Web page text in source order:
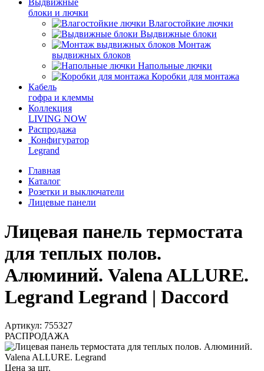
Выдвижные
блоки и лючки
Влагостойкие лючки
Выдвижные блоки
Монтаж
выдвижных блоков
Напольные лючки
Коробки для монтажа
Кабель
гофра и клеммы
Коллекция
LIVING NOW
Распродажа
Конфигуратор
Legrand
Главная
Каталог
Розетки и выключатели
Лицевые панели
Лицевая панель термостата
для теплых полов.
Алюминий. Valena ALLURE.
Legrand Legrand | Daccord
Артикул: 755327
РАСПРОДАЖА
Цена за шт.